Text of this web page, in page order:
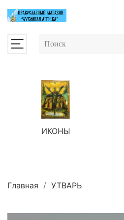
ИКОНЫ
Главная УТВАРЬ